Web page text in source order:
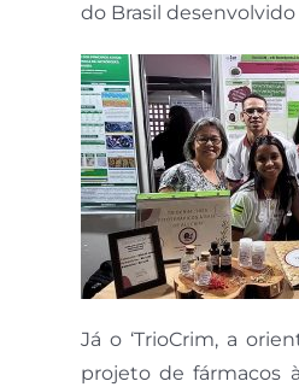
do Brasil
Já o ‘TrioCrim, a
projeto de fármacos